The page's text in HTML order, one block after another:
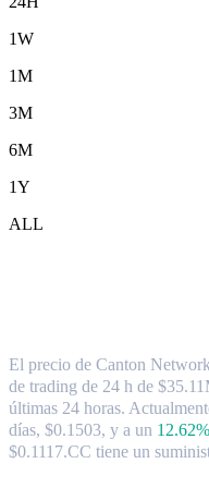
1W
1M
3M
6M
1Y
ALL
El precio de Canton
de trading de 24 h de
últimas 24 horas.
días, $0.1503, y a un 12.62%
$0.1117.CC tiene un